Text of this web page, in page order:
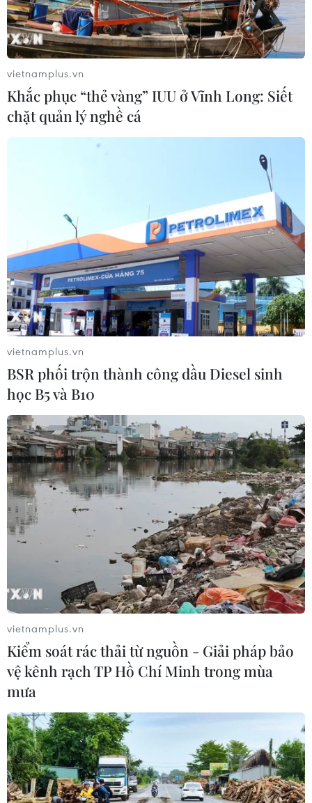
Tới đây, ngành chức năng Đồng Nai sẽ tiếp tục
thay đổi trong thu hút đầu tư, ưu tiên dự án
công nghiệp cao, sử dụng công nghệ tiên tiến;
hạ tầng xã hội; tăng cường đào tạo, nâng cao
chất lượng nguồn nhân lực./.
Đồng Nai thu hút được
Trong 9 tháng năm 2023, tỉnh
Đồng Nai đã thu hút được nhiều
dự án có vốn lớn, điển hình như
dự án của Công ty Kingfa Science
& Technology Vietnam; dự án sản
xuất của Công ty Evertie Lighting
Việt Nam.
(TTXVN/Vietnam+)
#Đồng Nai #doanh nghiệp
#FDI
#giảm khí thải carbon
#năng lượng sạch
#khu công nghiệp
Đồng Nai
Theo dõi VietnamPlus
vietnamplus.vn
Khắc phục “thẻ vàng” IUU ở Vĩnh Long: Siết
chặt quản lý nghề cá
vietnamplus.vn
BSR phối trộn thành công dầu Diesel sinh
học B5 và B10
vietnamplus.vn
Kiểm soát rác thải từ nguồn - Giải pháp bảo
vệ kênh rạch TP Hồ Chí Minh trong mùa
mưa